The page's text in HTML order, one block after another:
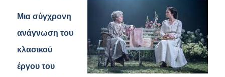
Μια σύγχρονη
ανάγνωση του
κλασικού
έργου του